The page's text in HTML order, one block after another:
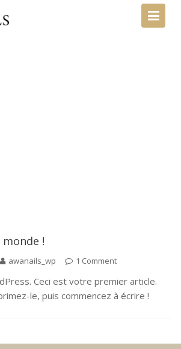
!
awanails_wp 1 Comment
Ceci est votre premier article.
le, puis commencez à écrire !